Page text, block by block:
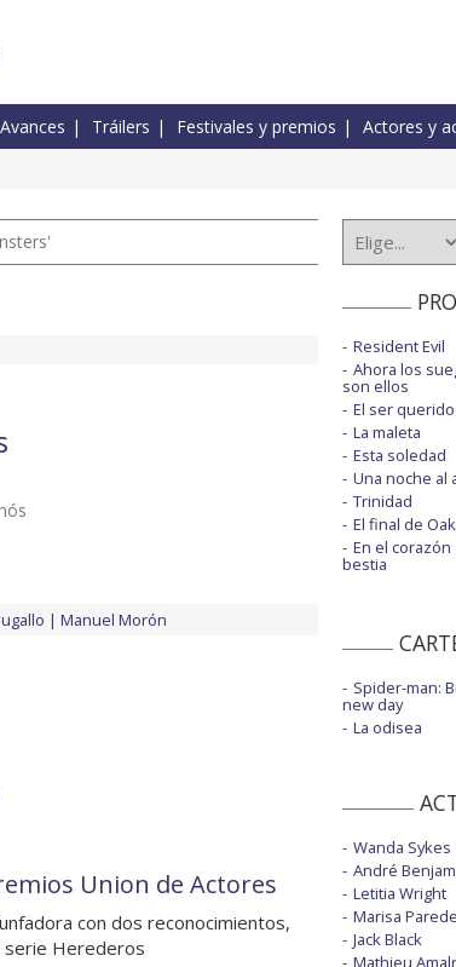
Avances Tráilers Festivales y premios Actores y
Manuel Morón
Union de Actores
con dos reconocimientos,
serie Herederos
Resident Evil
Ahora los
son ellos
El ser querido
La maleta
Esta soledad
Una noche al
Trinidad
El final de
En el corazón
bestia
Spider-man:
new day
La odisea
Wanda Sykes
André
Letitia Wright
Marisa
Jack Black
Mathieu